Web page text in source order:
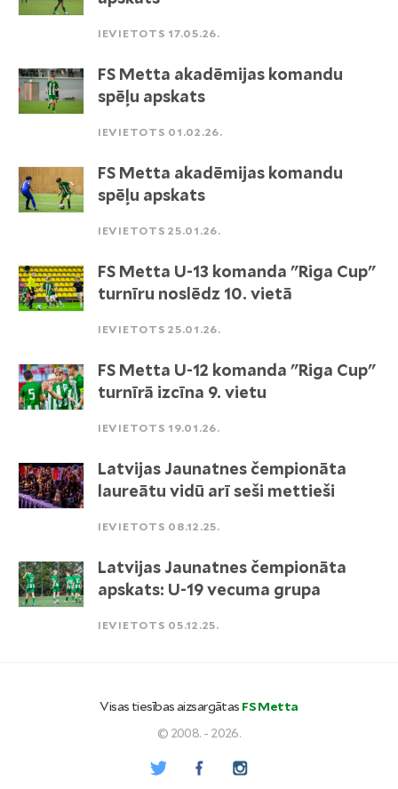
IEVIETOTS 17.05.26.
FS Metta akadēmijas komandu
spēļu apskats
IEVIETOTS 01.02.26.
FS Metta akadēmijas komandu
spēļu apskats
IEVIETOTS 25.01.26.
FS Metta U-13 komanda "Riga Cup"
turnīru noslēdz 10. vietā
IEVIETOTS 25.01.26.
FS Metta U-12 komanda "Riga Cup"
turnīrā izcīna 9. vietu
IEVIETOTS 19.01.26.
Latvijas Jaunatnes čempionāta
laureātu vidū arī seši mettieši
IEVIETOTS 08.12.25.
Latvijas Jaunatnes čempionāta
apskats: U-19 vecuma grupa
IEVIETOTS 05.12.25.
Visas tiesības aizsargātas FS Metta
© 2008. - 2026.